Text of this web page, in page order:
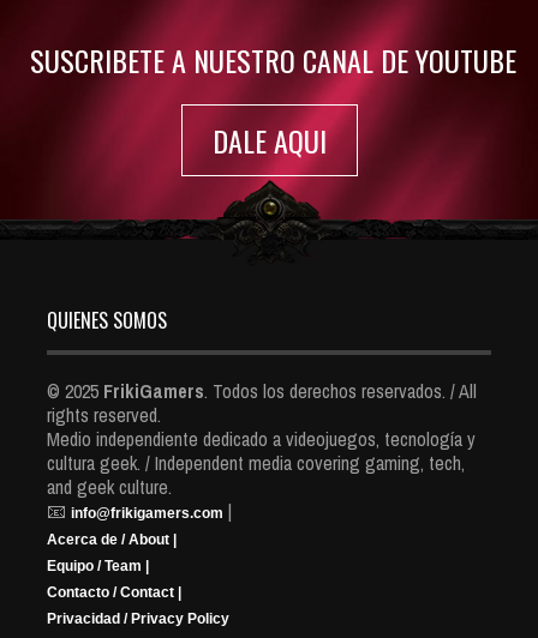
SUSCRIBETE A NUESTRO CANAL DE YOUTUBE
DALE AQUI
QUIENES SOMOS
© 2025 FrikiGamers. Todos los derechos reservados. / All
rights reserved.
Medio independiente dedicado a videojuegos, tecnología y
cultura geek. / Independent media covering gaming, tech,
and geek culture.
📧 info@frikigamers.com |
Acerca de / About |
Equipo / Team |
Contacto / Contact |
Privacidad / Privacy Policy